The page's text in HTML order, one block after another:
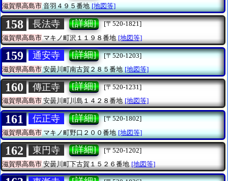
滋賀県高島市音羽４９５番地 [地図等]
158 長法寺 [詳細]
[〒520-1821]
滋賀県高島市 マキノ町沢１１９８番地 [地図等]
159 通安寺 [詳細]
[〒520-1203]
滋賀県高島市安曇川町南古賀２８５番地 [地図等]
160 傳正寺 [詳細]
[〒520-1231]
滋賀県高島市安曇川町川島１４２８番地 [地図等]
161 伝正寺 [詳細]
[〒520-1802]
滋賀県高島市マキノ町野口２００番地 [地図等]
162 東円寺 [詳細]
[〒520-1202]
滋賀県高島市 安曇川町下古賀１５２６番地 [地図等]